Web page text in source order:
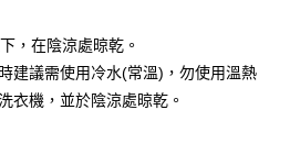
後才付款」的支付方式。 讓您購物簡單
，在陰涼處晾乾。
建議需使用冷水(常溫)，勿使用溫熱
衣機，並於陰涼處晾乾。